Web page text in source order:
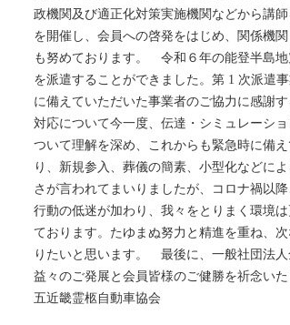
政機関及び適正化対策実施機関などから講
を開催し、会員への啓発をはじめ、関係機
も努めております。 令和６年の能登半島地
を派遣することができました。第 1 次派遣
に備えていただいた事業者のご協力に感謝
対応について今一度、伝達・シミュレーシ
ついて理解を深め、これからも緊急時に備
り、新規参入、葬儀の簡素、小型化などに
さが言われてまいりましたが、コロナ禍以
行動の低迷が加わり、我々をとりまく環境
ております。たゆまぬ努力と精進を重ね、
りたいと思います。 最後に、一般社団法
益々のご発展と会員皆様のご健勝を祈念い
五近畿霊柩自動車協会